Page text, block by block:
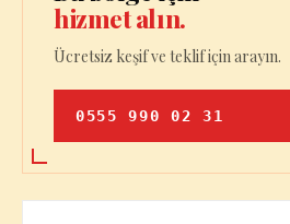
hizmet alın.
Ücretsiz keşif ve teklif için arayın.
0555 990 02 31